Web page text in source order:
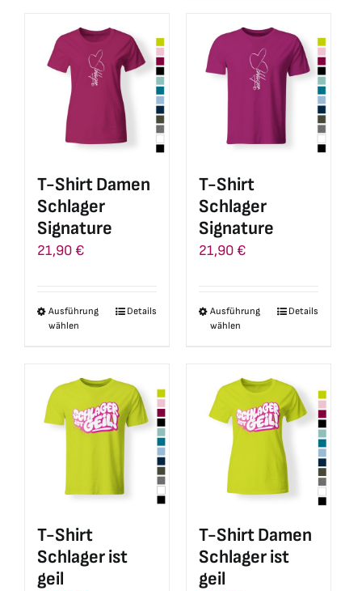
Varianten
auf.
Die
Optionen
können
auf
Produktseite
gewählt
werden
mehrere
Varianten
auf.
Optionen
können
Produktseite
gewählt
T-Shirt Damen
Schlager
Signature
21,90 €
Ausführung
wählen
Dieses
mehrere
Varianten
auf.
können
Produktseite
Details
T-Shirt
Schlager
Signature
21,90 €
Ausführung
wählen
Dieses
mehrere
Varianten
auf.
Optionen
können
der
Produktseite
Details
T-Shirt
Schlager ist
geil
T-Shirt Damen
Schlager ist
geil